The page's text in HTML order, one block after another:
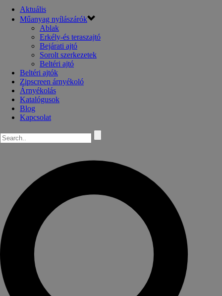
Aktuális
Műanyag nyílászárók
Ablak
Erkély-és teraszajtó
Bejárati ajtó
Sorolt szerkezetek
Beltéri ajtó
Beltéri ajtók
Zipscreen árnyékoló
Árnyékolás
Katalógusok
Blog
Kapcsolat